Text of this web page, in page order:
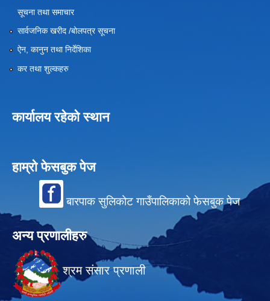
सूचना तथा समाचार
सार्वजनिक खरीद /बोलपत्र सूचना
ऐन, कानुन तथा निर्देशिका
कर तथा शुल्कहरु
कार्यालय रहेको स्थान
हाम्रो फेसबुक पेज
बारपाक सुलिकोट गाउँपालिकाको फेसबुक पेज
अन्य प्रणालीहरु
श्रम संसार प्रणाली